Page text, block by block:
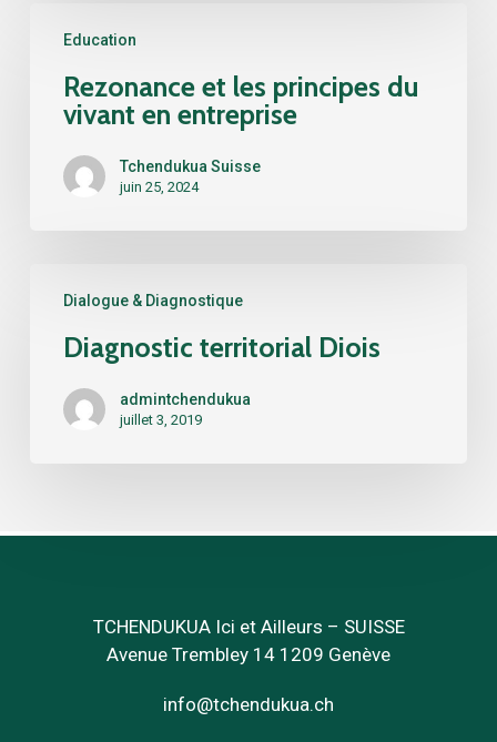
Education
principes
vivant
Rezonance et les principes du
vivant en entreprise
Tchendukua Suisse
juin 25, 2024
Dialogue & Diagnostique
territorial
Diagnostic territorial Diois
admintchendukua
juillet 3, 2019
TCHENDUKUA Ici et Ailleurs – SUISSE
Avenue Trembley 14 1209 Genève
info@tchendukua.ch